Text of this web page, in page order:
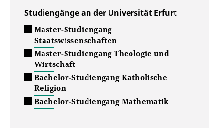
Studiengänge an der Universität Erfurt
Master-Studiengang
Staatswissenschaften
Master-Studiengang Theologie und
Wirtschaft
Bachelor-Studiengang Katholische
Religion
Bachelor-Studiengang Mathematik